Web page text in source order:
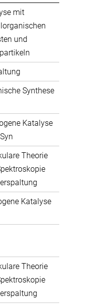
mit
und
Synthese
Katalyse
Theorie
Katalyse
Theorie